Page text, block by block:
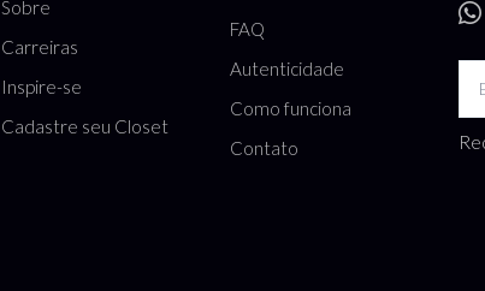
Sobre
Carreiras
Inspire-se
Cadastre seu Closet
FAQ
Autenticidade
Como funciona
Contato